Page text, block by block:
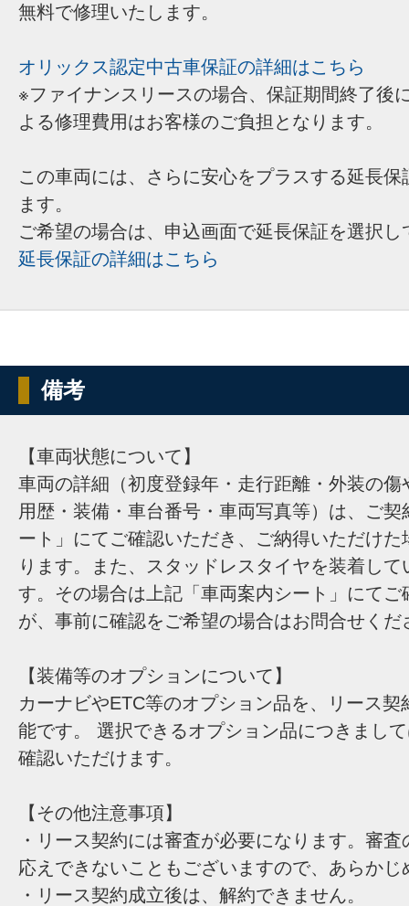
無料で修理いたします。
オリックス認定中古車保証の詳細はこちら
※ファイナンスリースの場合、保証期間終了後
よる修理費用はお客様のご負担となります。
この車両には、さらに安心をプラスする延長
ます。
ご希望の場合は、申込画面で延長保証を選択し
延長保証の詳細はこちら
備考
【車両状態について】
車両の詳細（初度登録年・走行距離・外装の傷
用歴・装備・車台番号・車両写真等）は、ご
ート」にてご確認いただき、ご納得いただけ
ります。また、スタッドレスタイヤを装着し
す。その場合は上記「車両案内シート」にてご
が、事前に確認をご希望の場合はお問合せくだ
【装備等のオプションについて】
カーナビやETC等のオプション品を、リース契
能です。 選択できるオプション品につきまし
確認いただけます。
【その他注意事項】
・リース契約には審査が必要になります。審
応えできないこともございますので、あらか
・リース契約成立後は、解約できません。